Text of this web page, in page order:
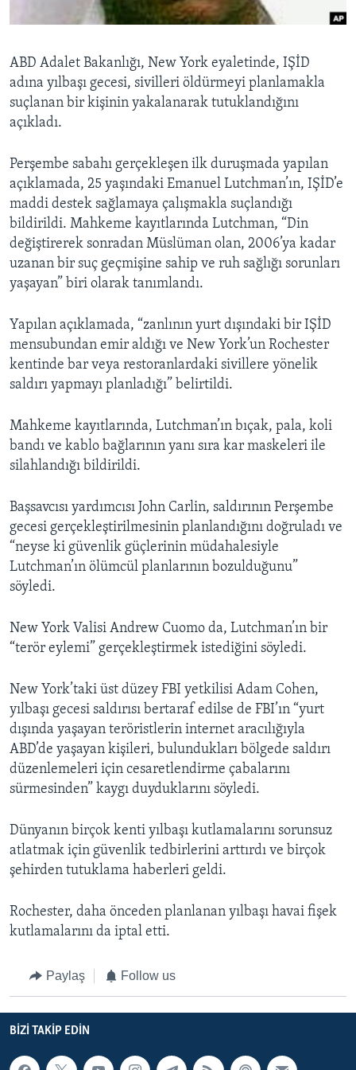
Diller
ABD Adalet Bakanlığı, New York eyaletinde, IŞİD
adına yılbaşı gecesi, sivilleri öldürmeyi planlamakla
suçlanan bir kişinin yakalanarak tutuklandığını
açıkladı.
Perşembe sabahı gerçekleşen ilk duruşmada yapılan
açıklamada, 25 yaşındaki Emanuel Lutchman’ın, IŞİD’e
maddi destek sağlamaya çalışmakla suçlandığı
bildirildi. Mahkeme kayıtlarında Lutchman, “Din
değiştirerek sonradan Müslüman olan, 2006’ya kadar
uzanan bir suç geçmişine sahip ve ruh sağlığı sorunları
yaşayan” biri olarak tanımlandı.
Yapılan açıklamada, “zanlının yurt dışındaki bir IŞİD
mensubundan emir aldığı ve New York’un Rochester
kentinde bar veya restoranlardaki sivillere yönelik
saldırı yapmayı planladığı” belirtildi.
Mahkeme kayıtlarında, Lutchman’ın bıçak, pala, koli
bandı ve kablo bağlarının yanı sıra kar maskeleri ile
silahlandığı bildirildi.
Başsavcısı yardımcısı John Carlin, saldırının Perşembe
gecesi gerçekleştirilmesinin planlandığını doğruladı ve
“neyse ki güvenlik güçlerinin müdahalesiyle
Lutchman’ın ölümcül planlarının bozulduğunu”
söyledi.
New York Valisi Andrew Cuomo da, Lutchman’ın bir
“terör eylemi” gerçekleştirmek istediğini söyledi.
New York’taki üst düzey FBI yetkilisi Adam Cohen,
yılbaşı gecesi saldırısı bertaraf edilse de FBI’ın “yurt
dışında yaşayan teröristlerin internet aracılığıyla
ABD’de yaşayan kişileri, bulundukları bölgede saldırı
düzenlemeleri için cesaretlendirme çabalarını
sürmesinden” kaygı duyduklarını söyledi.
Dünyanın birçok kenti yılbaşı kutlamalarını sorunsuz
atlatmak için güvenlik tedbirlerini arttırdı ve birçok
şehirden tutuklama haberleri geldi.
Rochester, daha önceden planlanan yılbaşı havai fişek
kutlamalarını da iptal etti.
Paylaş Follow us
BIZI TAKIP EDIN